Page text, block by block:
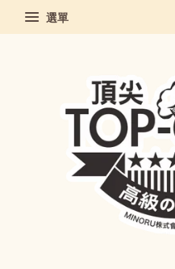
選單